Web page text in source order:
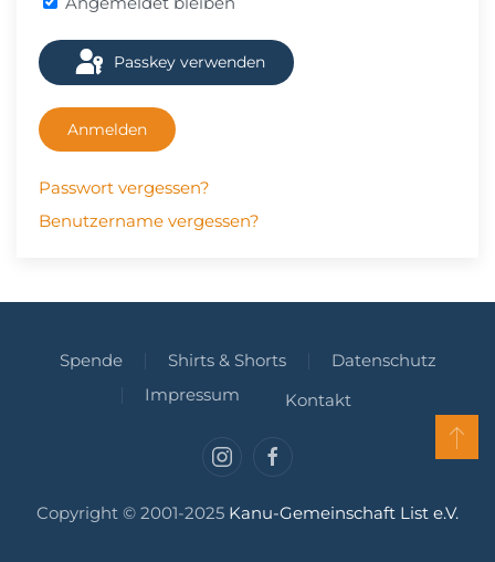
Passkey verwenden
Anmelden
Passwort vergessen?
Benutzername vergessen?
Spende Shirts & Shorts
Datenschutz
Impressum
Kontakt
Copyright © 2001-2025 Kanu-Gemeinschaft List e.V.